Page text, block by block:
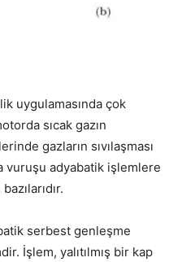
uygulamasında çok
sıcak gazın
gazların sıvılaşması
vuruşu adyabatik işlemlere
serbest genleşme
İşlem, yalıtılmış bir kap